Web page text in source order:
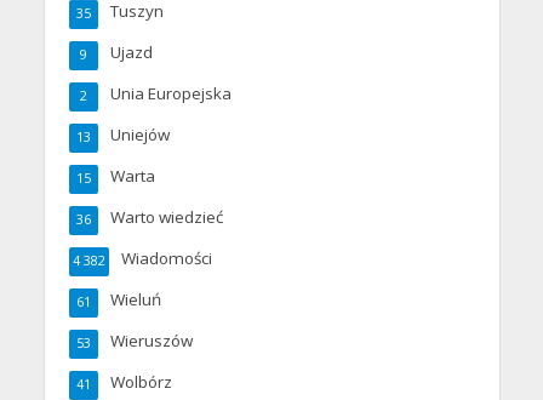
Tuszyn
35
Ujazd
9
Unia Europejska
2
Uniejów
13
Warta
15
Warto wiedzieć
36
Wiadomości
4 382
Wieluń
61
Wieruszów
53
Wolbórz
41